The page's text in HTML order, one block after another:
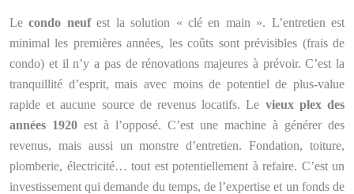
Lecondo neufest la solution « clé en main ». L’entretien est
minimal les premières années, les coûts sont prévisibles (frais de
condo) et il n’y a pas de rénovations majeures à prévoir. C’est la
tranquillité d’esprit, mais avec moins de potentiel de plus-value
rapide et aucune source de revenus locatifs. Le vieux plex des
années 1920 est à l’opposé. C’est une machine à générer des
revenus, mais aussi un monstre d’entretien. Fondation, toiture,
plomberie, électricité… tout est potentiellement à refaire. C’est un
investissement qui demande du temps, de l’expertise et un fonds de